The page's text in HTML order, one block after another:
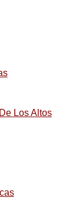
Los Altos